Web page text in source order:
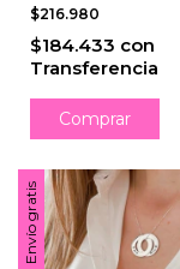
$216.980
$184.433 con
Transferencia
Comprar
Envío gratis